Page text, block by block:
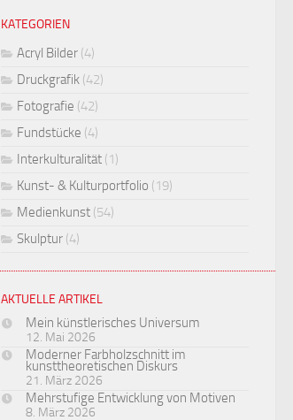
KATEGORIEN
Acryl Bilder (4)
Druckgrafik (42)
Fotografie (42)
Fundstücke (4)
Interkulturalität (1)
Kunst- & Kulturportfolio (19)
Medienkunst (54)
Skulptur (4)
AKTUELLE ARTIKEL
Mein künstlerisches Universum
12. Mai 2026
Moderner Farbholzschnitt im
kunsttheoretischen Diskurs
21. März 2026
Mehrstufige Entwicklung von Motiven
8. März 2026